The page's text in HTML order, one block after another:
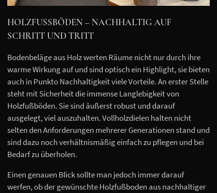
HOLZFUSSBÖDEN – NACHHALTIG AUF S
CHRITT UND TRITT
Bodenbeläge aus Holz werten Räume nicht nur durch ihre
warme Wirkung auf und sind optisch ein Highlight, sie bieten
auch in Punkto Nachhaltigkeit viele Vorteile. An erster Stelle
steht mit Sicherheit die immense Langlebigkeit von
Holzfußböden. Sie sind äußerst robust und darauf
ausgelegt, viel auszuhalten. Vollholzdielen halten nicht
selten den Anforderungen mehrerer Generationen stand und
sind dazu noch verhältnismäßig einfach zu pflegen und bei
Bedarf zu überholen.
Einen genauen Blick sollte man jedoch immer darauf
werfen, ob der gewünschte Holzfußboden aus nachhaltiger